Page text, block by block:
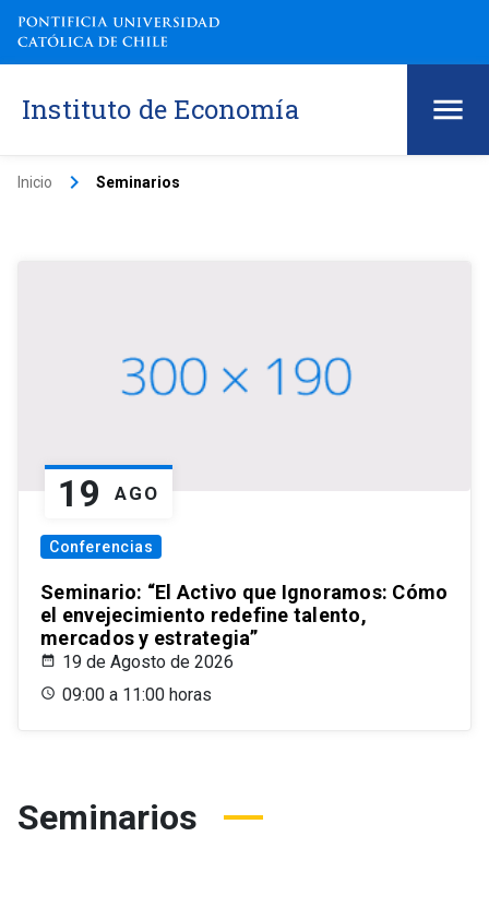
Instituto de Economía
Inicio keyboard_arrow_right Seminarios
19 AGO
Conferencias
Seminario: “El Activo que Ignoramos: Cómo
el envejecimiento redefine talento,
mercados y estrategia”
19 de Agosto de 2026
09:00 a 11:00 horas
Seminarios